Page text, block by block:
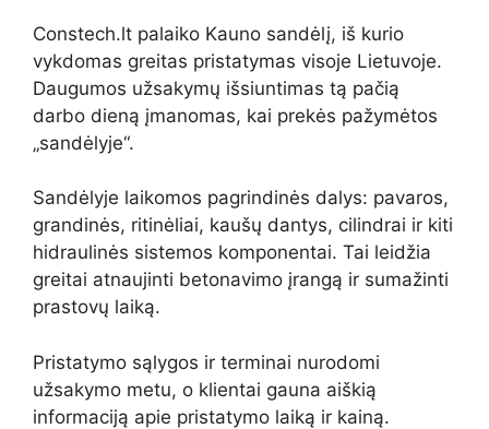
Constech.lt palaiko Kauno sandėlį, iš kurio
vykdomas greitas pristatymas visoje Lietuvoje.
Daugumos užsakymų išsiuntimas tą pačią
darbo dieną įmanomas, kai prekės pažymėtos
„sandėlyje“.
Sandėlyje laikomos pagrindinės dalys: pavaros,
grandinės, ritinėliai, kaušų dantys, cilindrai ir kiti
hidraulinės sistemos komponentai. Tai leidžia
greitai atnaujinti betonavimo įrangą ir sumažinti
prastovų laiką.
Pristatymo sąlygos ir terminai nurodomi
užsakymo metu, o klientai gauna aiškią
informaciją apie pristatymo laiką ir kainą.